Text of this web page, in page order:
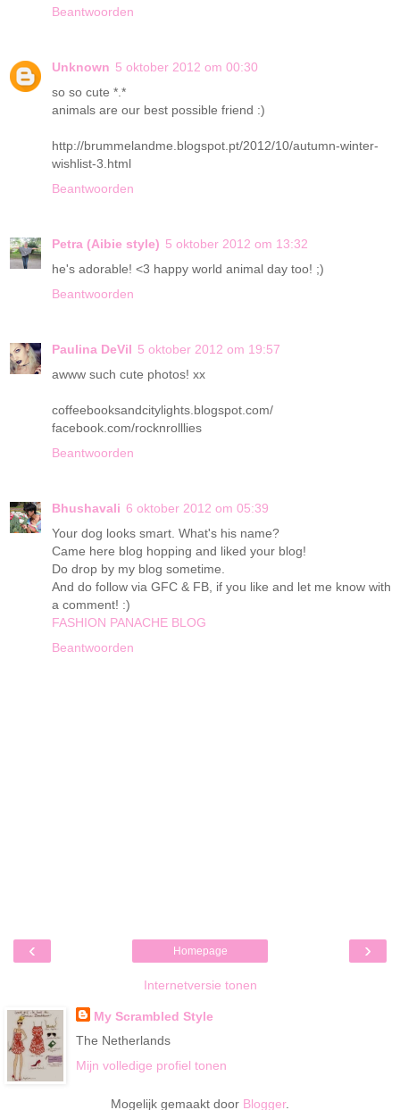
Beantwoorden
Unknown 5 oktober 2012 om 00:30
so so cute *.*
animals are our best possible friend :)
http://brummelandme.blogspot.pt/2012/10/autumn-winter-
wishlist-3.html
Beantwoorden
Petra (Aibie style) 5 oktober 2012 om 13:32
he's adorable! <3 happy world animal day too! ;)
Beantwoorden
Paulina DeVil 5 oktober 2012 om 19:57
awww such cute photos! xx
coffeebooksandcitylights.blogspot.com/
facebook.com/rocknrolllies
Beantwoorden
Bhushavali 6 oktober 2012 om 05:39
Your dog looks smart. What's his name?
Came here blog hopping and liked your blog!
Do drop by my blog sometime.
And do follow via GFC & FB, if you like and let me know with
a comment! :)
FASHION PANACHE BLOG
Beantwoorden
‹ ›
Homepage
Internetversie tonen
My Scrambled Style
The Netherlands
Mijn volledige profiel tonen
Mogelijk gemaakt door Blogger.